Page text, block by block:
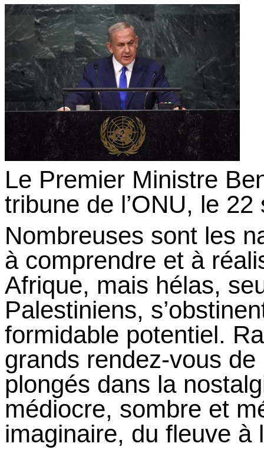
Le Premier Ministre
tribune de l’ONU, le
Nombreuses sont les
à comprendre et à
Afrique, mais hélas,
Palestiniens,
formidable potentiel.
grands rendez-vous de
plongés dans la
médiocre, sombre et
imaginaire, du fleuve